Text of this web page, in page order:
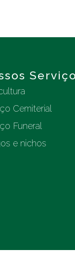
Cemiterial
Funeral
e nichos